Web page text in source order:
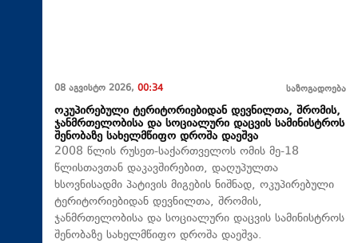
08 აგვისტო 2026, 00:34 საზოგადოება
ოკუპირებული ტერიტორიებიდან დევნილთა, შრომის,
ჯანმრთელობისა და სოციალური დაცვის სამინისტროს
შენობაზე სახელმწიფო დროშა დაეშვა
2008 წლის რუსეთ-საქართველოს ომის მე-18
წლისთავთან დაკავშირებით, დაღუპულთა
ხსოვნისადმი პატივის მიგების ნიშნად, ოკუპირებული
ტერიტორიებიდან დევნილთა, შრომის,
ჯანმრთელობისა და სოციალური დაცვის სამინისტროს
შენობაზე სახელმწიფო დროშა დაეშვა.